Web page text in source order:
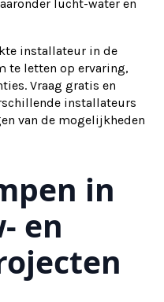
lucht-water en
installateur in de
te letten op ervaring,
Vraag gratis en
installateurs
van de mogelijkheden
in
en